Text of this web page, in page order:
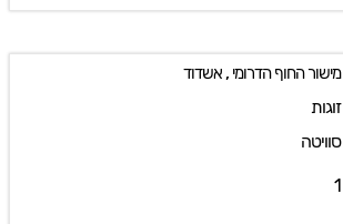
מישור החוף הדרומי, אשדוד
זוגות
סוויטה
1